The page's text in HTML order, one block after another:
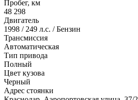
Пробег, км
48 298
Двигатель
1998 / 249 л.с. / Бензин
Трансмиссия
Автоматическая
Тип привода
Полный
Цвет кузова
Черный
Адрес стоянки